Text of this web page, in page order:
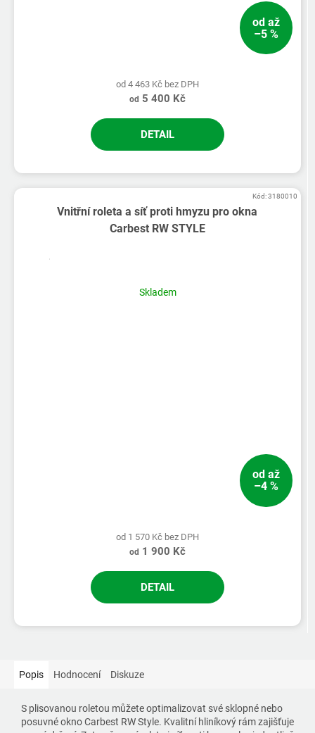
od až
–5 %
od 4 463 Kč bez DPH
od 5 400 Kč
DETAIL
Vnitřní roleta a síť proti hmyzu pro okna
Carbest RW STYLE
Skladem
od až
–4 %
od 1 570 Kč bez DPH
od 1 900 Kč
DETAIL
Kód:3180010
Popis Hodnocení Diskuze
S plisovanou roletou můžete optimalizovat své sklopné nebo
posuvné okno Carbest RW Style. Kvalitní hliníkový rám zajišťuje